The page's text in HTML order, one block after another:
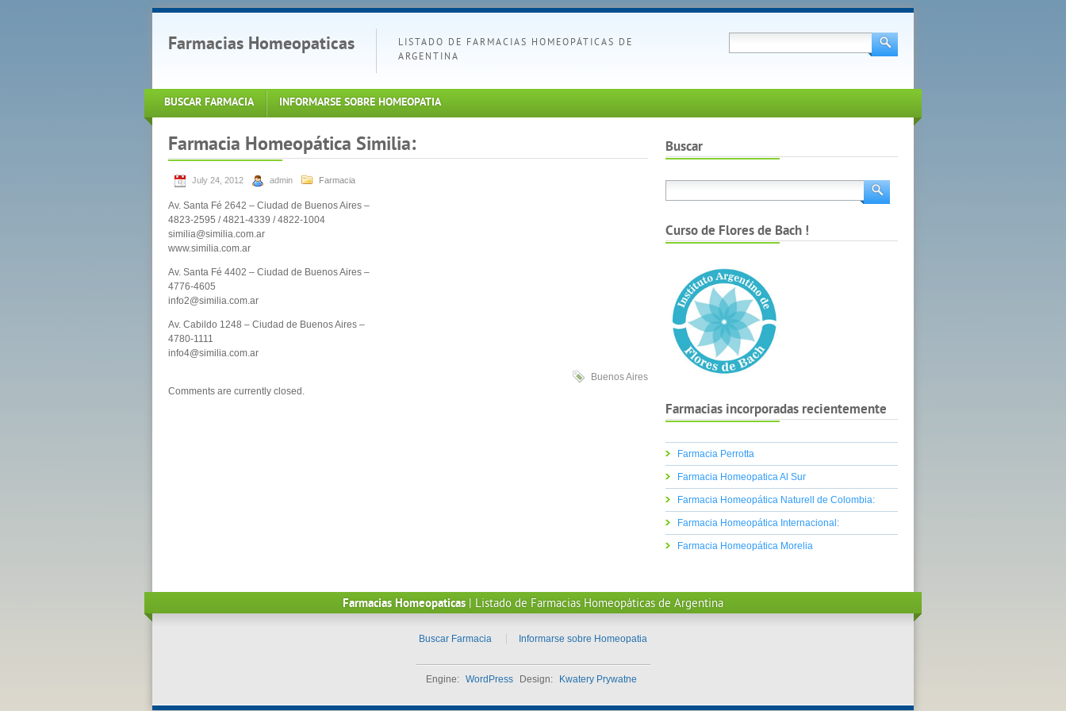
Farmacias Homeopaticas
LISTADO DE FARMACIAS HOMEOPÁTICAS DE
ARGENTINA
BUSCAR FARMACIA INFORMARSE SOBRE HOMEOPATIA
Farmacia Homeopática Similia:
July 24, 2012 admin Farmacia
Av. Santa Fé 2642 – Ciudad de Buenos Aires –
4823-2595 / 4821-4339 / 4822-1004
similia@similia.com.ar
www.similia.com.ar
Av. Santa Fé 4402 – Ciudad de Buenos Aires –
4776-4605
info2@similia.com.ar
Av. Cabildo 1248 – Ciudad de Buenos Aires –
4780-1111
info4@similia.com.ar
Buenos Aires
Comments are currently closed.
Buscar
Curso de Flores de Bach !
Farmacias incorporadas recientemente
Farmacia Perrotta
Farmacia Homeopatica Al Sur
Farmacia Homeopática Naturell de Colombia:
Farmacia Homeopática Internacional:
Farmacia Homeopática Morelia
Farmacias Homeopaticas | Listado de Farmacias Homeopáticas de Argentina
Buscar Farmacia Informarse sobre Homeopatia
Engine: WordPress Design: Kwatery Prywatne